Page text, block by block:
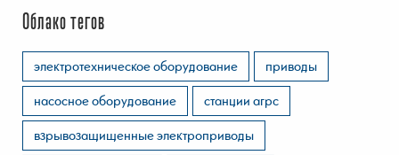
Облако тегов
электротехническое оборудование
приводы
насосное оборудование
станции агрс
взрывозащищенные электроприводы